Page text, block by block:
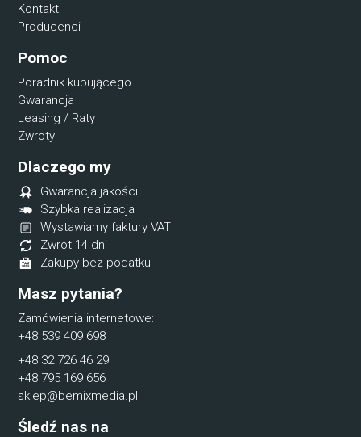
Kontakt
Producenci
Pomoc
Poradnik kupującego
Gwarancja
Leasing / Raty
Zwroty
Dlaczego my
Gwarancja jakości
Szybka realizacja
Wystawiamy faktury VAT
Zwrot 14 dni
Zakupy bez podatku
Masz pytania?
Zamówienia internetowe:
+48 539 409 698
+48 32 726 46 29
+48 795 169 656
sklep@bemixmedia.pl
Śledź nas na